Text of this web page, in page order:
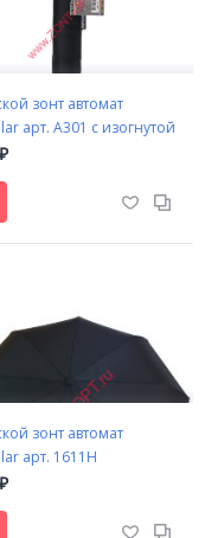
зонт автомат
арт. A301 с изогнутой
₽
зонт автомат
арт. 1611H
₽